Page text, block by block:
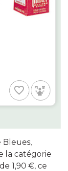
favorite_border
Bleues,
la catégorie
1,90 €, ce